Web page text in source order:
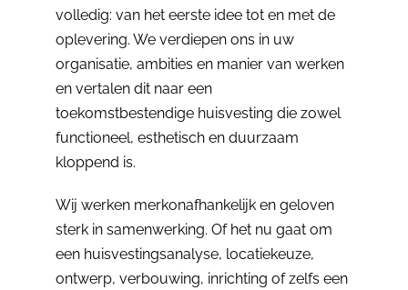
volledig: van het eerste idee tot en met de
oplevering. We verdiepen ons in uw
organisatie, ambities en manier van werken
en vertalen dit naar een
toekomstbestendige huisvesting die zowel
functioneel, esthetisch en duurzaam
kloppend is.
Wij werken merkonafhankelijk en geloven
sterk in samenwerking. Of het nu gaat om
een huisvestingsanalyse, locatiekeuze,
ontwerp, verbouwing, inrichting of zelfs een